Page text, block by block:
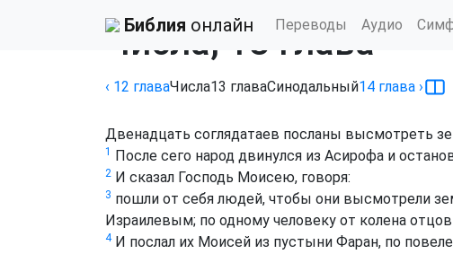
Библия онлайн Переводы Аудио
Числа, 13 глава
‹ 12 главаЧисла13 главаСинодальный14 глава ›
Двенадцать соглядатаев посланы высмотреть
1 После сего народ двинулся из Асирофа и
2 И сказал Господь Моисею, говоря:
3 пошли от себя людей, чтобы они высмотрели
Израилевым; по одному человеку от колена
4И послал их Моисей из пустыни Фаран, по